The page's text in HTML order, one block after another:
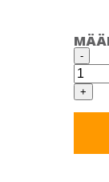
65
PLUS
850ML
ALL
-
+